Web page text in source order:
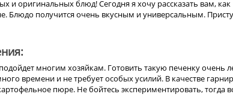
и оригинальных блюд! Сегодня я хочу рассказать вам, как
Блюдо получится очень вкусным и универсальным.
многим хозяйкам. Готовить такую печенку очень
времени и не требует особых усилий. В качестве
пюре. Не бойтесь экспериментировать, тогда